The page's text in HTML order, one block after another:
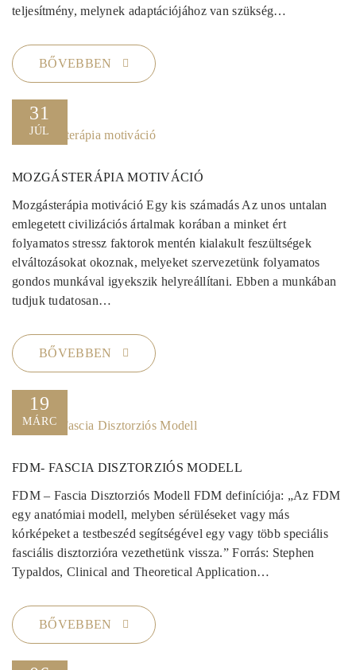
teljesítmény, melynek adaptációjához van szükség…
BŐVEBBEN
31
JÚL
MOZGÁSTERÁPIA MOTIVÁCIÓ
Mozgásterápia motiváció Egy kis számadás Az unos untalan
emlegetett civilizációs ártalmak korában a minket ért
folyamatos stressz faktorok mentén kialakult feszültségek
elváltozásokat okoznak, melyeket szervezetünk folyamatos
gondos munkával igyekszik helyreállítani. Ebben a munkában
tudjuk tudatosan…
BŐVEBBEN
19
MÁRC
FDM- FASCIA DISZTORZIÓS MODELL
FDM – Fascia Disztorziós Modell FDM definíciója: „Az FDM
egy anatómiai modell, melyben sérüléseket vagy más
kórképeket a testbeszéd segítségével egy vagy több speciális
fasciális disztorzióra vezethetünk vissza.” Forrás: Stephen
Typaldos, Clinical and Theoretical Application…
BŐVEBBEN